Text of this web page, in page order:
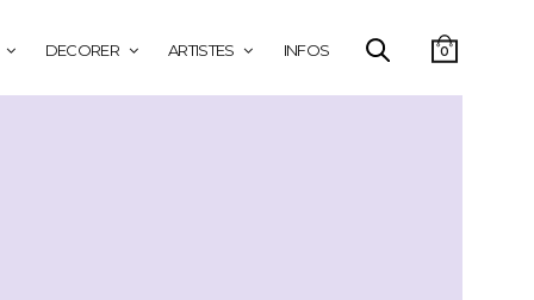
DECORER ARTISTES INFOS 0